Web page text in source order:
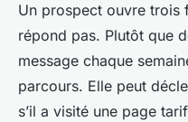
Un prospect ouvre trois
répond pas. Plutôt que
message chaque
parcours. Elle peut
s’il a visité une page